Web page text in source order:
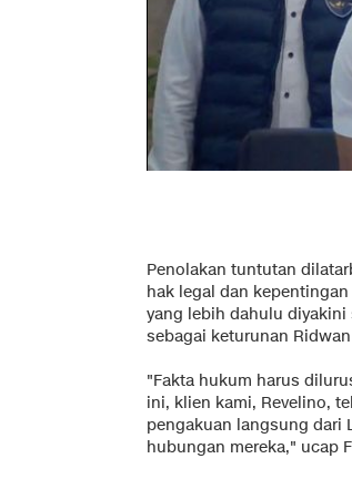
Penolakan tuntutan
hak legal dan
yang lebih dahulu diyakini
sebagai keturunan
"Fakta hukum harus
ini, klien kami, Revelino,
pengakuan langsung dari
hubungan mereka," ucap